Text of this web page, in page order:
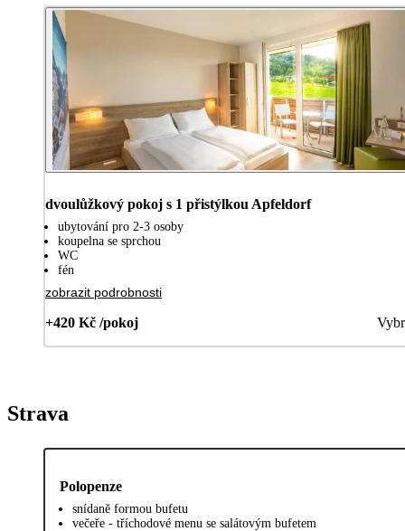
dvoulůžkový pokoj s 1 přistýlkou Apfeldorf
ubytování pro 2-3 osoby
koupelna se sprchou
WC
fén
zobrazit podrobnosti
+420 Kč /pokoj
Strava
Polopenze
snídaně formou bufetu
večeře - tříchodové menu se salátovým bufetem